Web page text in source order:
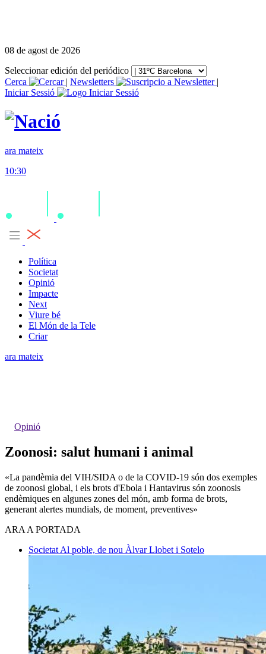
08 de agost de 2026
Seleccionar edición del periódico
Cerca
| Newsletters
|
Iniciar Sessió
ara mateix
10:30
Política
Societat
Opinió
Impacte
Next
Viure bé
El Món de la Tele
Criar
ara mateix
Opinió
Zoonosi: salut humani i animal
«La pandèmia del VIH/SIDA o de la COVID-19 són dos exemples
de zoonosi global, i els brots d'Ebola i Hantavirus són zoonosis
endèmiques en algunes zones del món, amb forma de brots,
generant alertes mundials, de moment, preventives»
ARA A PORTADA
Societat Al poble, de nou Àlvar Llobet i Sotelo